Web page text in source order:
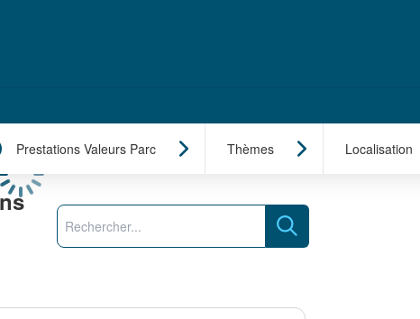
Prestations Valeurs Parc Thèmes Localisation
Recherche
Recherche
Chargement